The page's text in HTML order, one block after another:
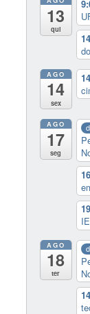
13
qui
AGO
14
sex
AGO
17
seg
AGO
18
ter